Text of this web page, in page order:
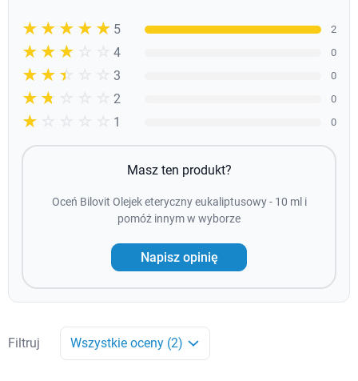
☆☆☆☆☆
★★★★★ 5 2
☆☆☆☆☆
★★★★ 4 0
☆☆☆☆☆
★★★ 3 0
☆☆☆☆☆
★★ 2 0
☆☆☆☆☆
★ 1 0
Masz ten produkt?
Oceń Bilovit Olejek eteryczny eukaliptusowy - 10 ml i
pomóż innym w wyborze
Napisz opinię
Filtruj Wszystkie oceny (2)